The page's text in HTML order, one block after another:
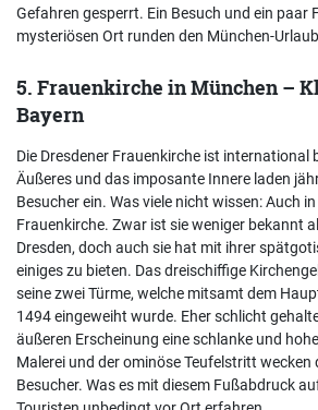
Gefahren gesperrt. Ein Besuch und ein paar
mysteriösen Ort runden den München-
5. Frauenkirche in München –
Bayern
Die Dresdener Frauenkirche ist international
Äußeres und das imposante Innere laden
Besucher ein. Was viele nicht wissen: Auch
Frauenkirche. Zwar ist sie weniger bekannt
Dresden, doch auch sie hat mit ihrer
einiges zu bieten. Das dreischiffige
seine zwei Türme, welche mitsamt dem
1494 eingeweiht wurde. Eher schlicht
äußeren Erscheinung eine schlanke und
Malerei und der ominöse Teufelstritt wecken
Besucher. Was es mit diesem Fußabdruck